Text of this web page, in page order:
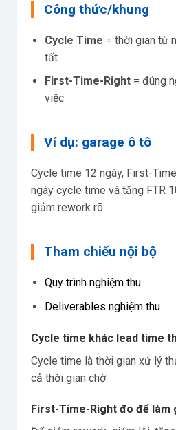
Công thức/khung
Cycle Time = thời gian từ
tất
First-Time-Right = đúng
việc
Ví dụ: garage ô tô
Cycle time 12 ngày, First-
ngày cycle time và tăng FTR
giảm rework rõ.
Tham chiếu nội bộ
Quy trình nghiệm thu
Deliverables nghiệm thu
Cycle time khác lead time
Cycle time là thời gian xử lý
cả thời gian chờ.
First-Time-Right đo để làm